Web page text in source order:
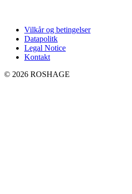
Vilkår og betingelser
Datapolitk
Legal Notice
Kontakt
© 2026 ROSHAGE